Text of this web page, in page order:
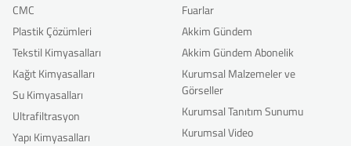
CMC
Plastik Çözümleri
Tekstil Kimyasalları
Kağıt Kimyasalları
Su Kimyasalları
Ultrafiltrasyon
Yapı Kimyasalları
Fuarlar
Akkim Gündem
Akkim Gündem Abonelik
Kurumsal Malzemeler ve
Görseller
Kurumsal Tanıtım Sunumu
Kurumsal Video